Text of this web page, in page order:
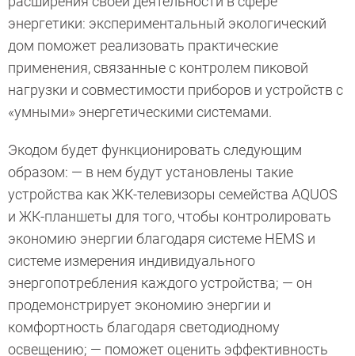
энергетики: экспериментальный экологический
дом поможет реализовать практические
применения, связанные с контролем пиковой
нагрузки и совместимости приборов и устройств с
«умными» энергетическими системами.
Экодом будет функционировать следующим
образом: — в нем будут установлены такие
устройства как ЖК-телевизоры семейства AQUOS
и ЖК-планшеты для того, чтобы контролировать
экономию энергии благодаря системе HEMS и
системе измерения индивидуального
энергопотребления каждого устройства; — он
продемонстрирует экономию энергии и
комфортность благодаря светодиодному
освещению; — поможет оценить эффективность